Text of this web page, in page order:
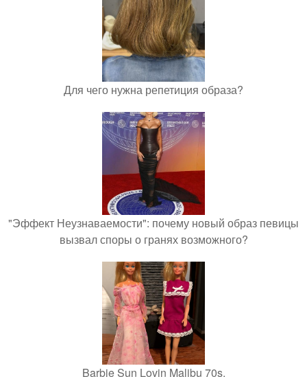
Для чего нужна репетиция образа?
"Эффект Неузнаваемости": почему новый образ певицы
вызвал споры о гранях возможного?
Barbie Sun Lovin Malibu 70s.